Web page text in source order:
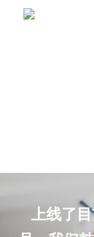
上线了